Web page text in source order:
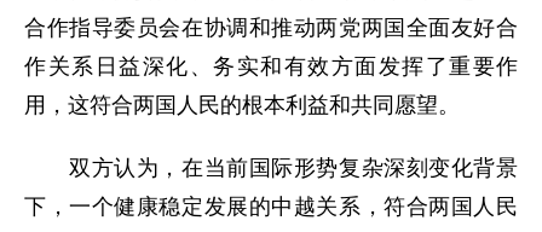
合作指导委员会在协调和推动两党两国全面友好合
作关系日益深化、务实和有效方面发挥了重要作
用，这符合两国人民的根本利益和共同愿望。
双方认为，在当前国际形势复杂深刻变化背景
下，一个健康稳定发展的中越关系，符合两国人民